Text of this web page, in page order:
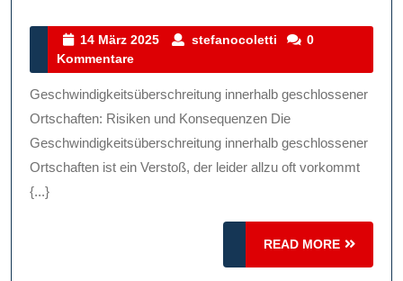
Der
Innerhalb
Geschlossener
Ortschaften
14 März 2025
14
2025
stefanocoletti stefanocoletti
0
Kommentare
Geschwindigkeitsüberschreitung innerhalb geschlossener
Ortschaften: Risiken und Konsequenzen Die
Geschwindigkeitsüberschreitung innerhalb geschlossener
Ortschaften ist ein Verstoß, der leider allzu oft vorkommt
{...}
READ MORE
READ
MORE